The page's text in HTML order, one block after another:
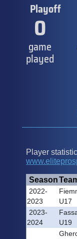
Playoff
0
game
played